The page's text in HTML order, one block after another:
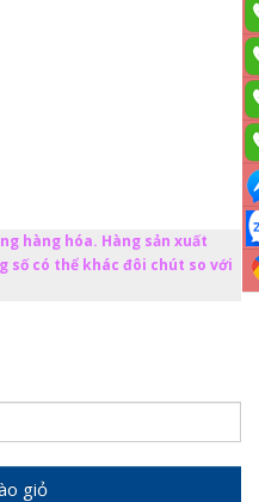
hàng hóa. Hàng sản xuất
số có thể khác đôi chút so với
giỏ